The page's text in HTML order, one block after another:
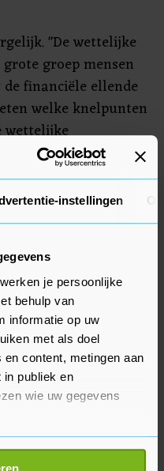
instellingen
je persoonlijke
behulp van
informatie op uw
met als doel
content, metingen aan
publiek en
wie uw gegevens
graag:
"De wettelijke
groep mensen
financiële ellende
welke knelpunten
wettelijke
met mensen
De ombudsman
komen.